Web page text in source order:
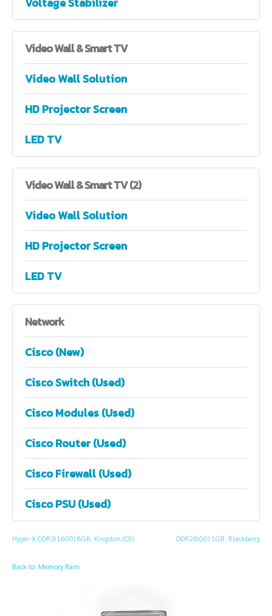
VideoWall & Smart TV
Video Wall Solution
HD Projector Screen
LED TV
VideoWall & Smart TV (2)
Video Wall Solution
HD Projector Screen
LED TV
Network
Cisco (New)
Cisco Switch (Used)
Cisco Modules (Used)
Cisco Router (Used)
Cisco Firewall (Used)
Cisco PSU (Used)
DDR2(800) 1GB. Blackberry
Hyper-X DDR3(1600) 8GB. Kingston (C9)
Back to: Memory Ram